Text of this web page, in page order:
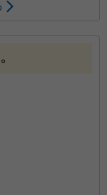
るお手伝い」を
ことを第一に考
務を行ってお
心身にかかるご
もこれまでどお
煩雑な手続きを